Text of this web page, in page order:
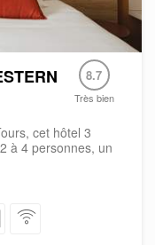
8.7
Très bien
cet hôtel 3
à 4 personnes, un